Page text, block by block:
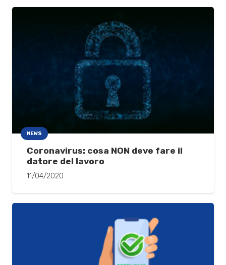
NEWS
Coronavirus: cosa NON deve fare il
datore del lavoro
11/04/2020